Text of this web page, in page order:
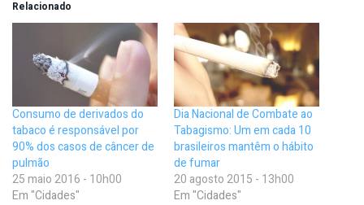
Relacionado
Consumo de derivados do
tabaco é responsável por
90% dos casos de câncer de
pulmão
25 maio 2016 - 10h00
Em "Cidades"
Dia Nacional de Combate ao
Tabagismo: Um em cada 10
brasileiros mantêm o hábito
de fumar
20 agosto 2015 - 13h00
Em "Cidades"